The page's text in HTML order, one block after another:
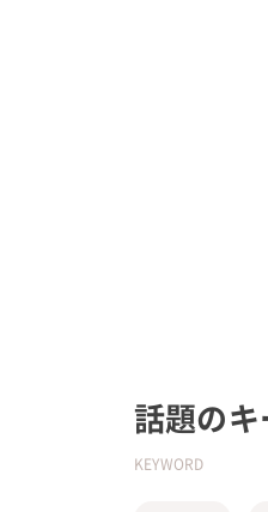
話題の
KEYWORD